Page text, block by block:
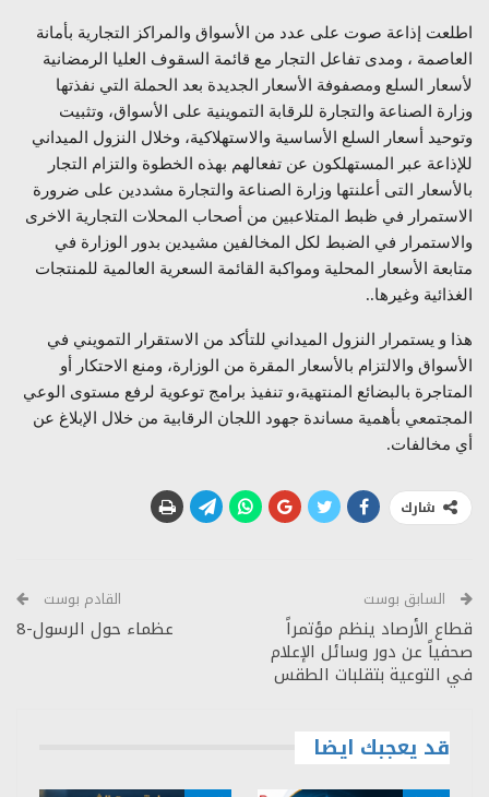
اطلعت إذاعة صوت على عدد من الأسواق والمراكز التجارية بأمانة
العاصمة ، ومدى تفاعل التجار مع قائمة السقوف العليا الرمضانية
ﻷسعار السلع ومصفوفة الأسعار الجديدة بعد الحملة التي نفذتها
وزارة الصناعة والتجارة للرقابة التموينية على الأسواق، وتثبيت
وتوحيد أسعار السلع الأساسية والاستهلاكية، وخلال النزول الميداني
للإذاعة عبر المستهلكون عن تفعالهم بهذه الخطوة والتزام التجار
بالأسعار التى أعلنتها وزارة الصناعة والتجارة مشددين على ضرورة
الاستمرار في ظبط المتلاعبين من أصحاب المحلات التجارية الاخرى
والاستمرار في الضبط لكل المخالفين مشيدين بدور الوزارة في
متابعة الأسعار المحلية ومواكبة القائمة السعرية العالمية للمنتجات
الغذائية وغيرها..
هذا و يستمرار النزول الميداني للتأكد من الاستقرار التمويني في
الأسواق والالتزام بالأسعار المقرة من الوزارة، ومنع الاحتكار أو
المتاجرة بالبضائع المنتهية،و تنفيذ برامج توعوية لرفع مستوى الوعي
المجتمعي بأهمية مساندة جهود اللجان الرقابية من خلال الإبلاغ عن
أي مخالفات.
شارك
السابق بوست
قطاع الأرصاد ينظم مؤتمراً
صحفياً عن دور وسائل الإعلام
في التوعية بتقلبات الطقس
القادم بوست
عظماء حول الرسول-8
قد يعجبك ايضا